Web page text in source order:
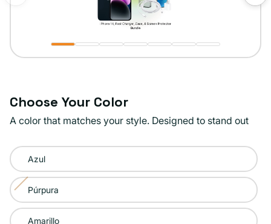
Choose Your Color
A color that matches your style. Designed to stand out
Color:
Medianoche
Azul
Púrpura
Variante
agotada
Amarillo